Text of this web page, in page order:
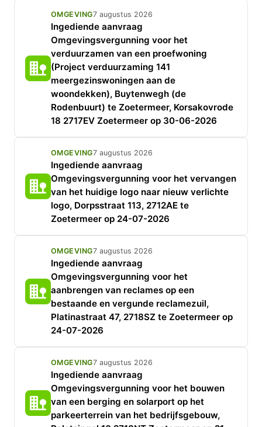
OMGEVING7 augustus 2026
Ingediende aanvraag
Omgevingsvergunning voor het
verduurzamen van een proefwoning
(Project verduurzaming 141
meergezinswoningen aan de
woondekken), Buytenwegh (de
Rodenbuurt) te Zoetermeer, Korsakovrode
18 2717EV Zoetermeer op 30-06-2026
OMGEVING7 augustus 2026
Ingediende aanvraag
Omgevingsvergunning voor het vervangen
van het huidige logo naar nieuw verlichte
logo, Dorpsstraat 113, 2712AE te
Zoetermeer op 24-07-2026
OMGEVING7 augustus 2026
Ingediende aanvraag
Omgevingsvergunning voor het
aanbrengen van reclames op een
bestaande en vergunde reclamezuil,
Platinastraat 47, 2718SZ te Zoetermeer op
24-07-2026
OMGEVING7 augustus 2026
Ingediende aanvraag
Omgevingsvergunning voor het bouwen
van een berging en solarport op het
parkeerterrein van het bedrijfsgebouw,